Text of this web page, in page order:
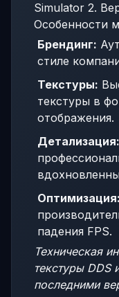
Simulator 2.
Особенности
Брендинг:
стиле
Текстуры:
текстуры в
отображения.
Детализация:
Оптимизация:
падения FPS.
Техническая
текстуры DDS
последними